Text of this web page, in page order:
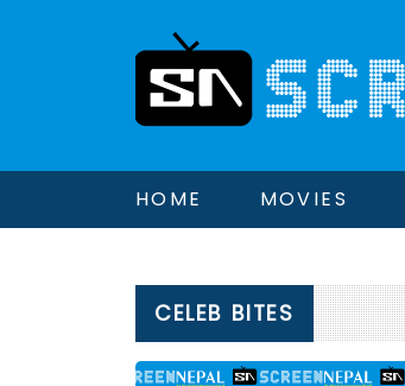
HOME MOVIES
CELEB BITES